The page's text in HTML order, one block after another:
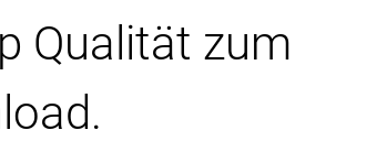
Qualität zum